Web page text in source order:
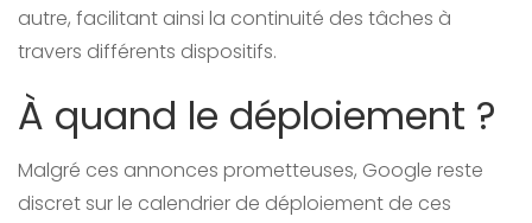
autre, facilitant ainsi la continuité des tâches à
travers différents dispositifs.
À quand le déploiement ?
Malgré ces annonces prometteuses, Google reste
discret sur le calendrier de déploiement de ces